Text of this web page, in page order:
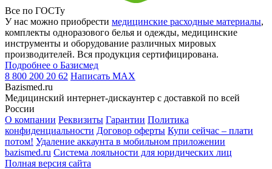
Все по ГОСТу
У нас можно приобрести медицинские расходные материалы,
комплекты одноразового белья и одежды, медицинские
инструменты и оборудование различных мировых
производителей. Вся продукция сертифицирована.
Подробнее о Базисмед
8 800 200 20 62 Написать MAX
Bazismed.ru
Медицинский интернет-дискаунтер с доставкой по всей
России
О компании Реквизиты Гарантии Политика
конфиденциальности Договор оферты Купи сейчас – плати
потом! Удаление аккаунта в мобильном приложении
bazismed.ru Система лояльности для юридических лиц
Полная версия сайта